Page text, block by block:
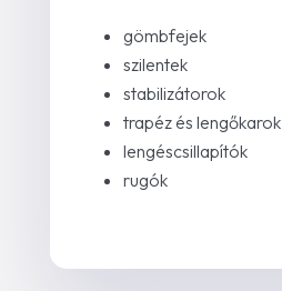
gömbfejek
szilentek
stabilizátorok
trapéz és lengőkarok
lengéscsillapítók
rugók